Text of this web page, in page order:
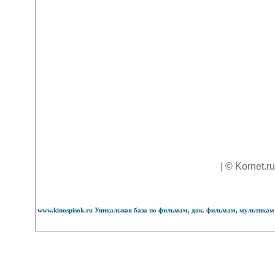
| ©
www.kinospisok.ru Уникальная база по фильмам, док. фильмам,